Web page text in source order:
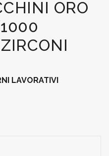
ORO
LAVORATIVI